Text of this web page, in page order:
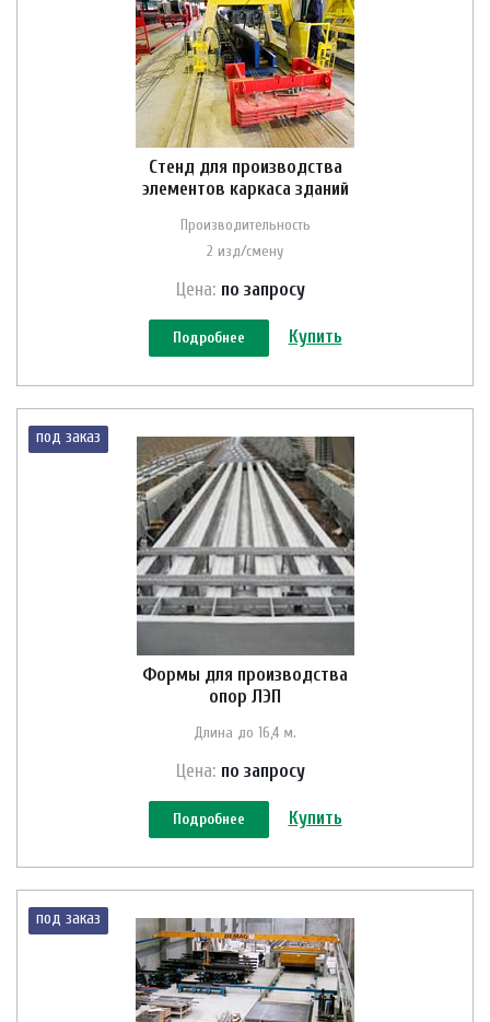
Стенд для производства
элементов каркаса зданий
Производительность
2 изд/смену
Цена: по запросу
Подробнее Купить
под заказ
Формы для производства
опор ЛЭП
Длина до 16,4 м.
Цена: по запросу
Подробнее Купить
под заказ